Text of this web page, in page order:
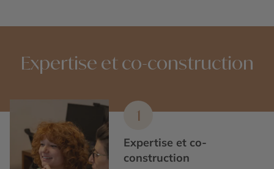
Expertise et co-construction
1
Expertise et co-
construction